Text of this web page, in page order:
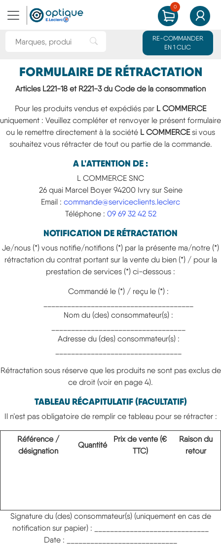
Rechercher une marque ou un produit
RE-COMMANDER
EN 1 CLIC
0
MON PANIER
FORMULAIRE DE RÉTRACTATION
Articles L221-18 et R221-3 du Code de la consommation
Pour les produits vendus et expédiés par L COMMERCE
uniquement : Veuillez compléter et renvoyer le présent formulaire
ou le remettre directement à la société L COMMERCEsi vous
souhaitez vous rétracter de tout ou partie de la commande.
A L'ATTENTION DE :
L COMMERCE SNC
26 quai Marcel Boyer 94200 Ivry sur Seine
Email : commande@serviceclients.leclerc
Téléphone : 09 69 32 42 52
NOTIFICATION DE RÉTRACTATION
Je/nous (*) vous notifie/notifions (*) par la présente ma/notre (*)
rétractation du contrat portant sur la vente du bien (*) / pour la
prestation de services (*) ci-dessous :
Commandé le (*) / reçu le (*) :
Nom du (des) consommateur(s) :
Adresse du (des) consommateur(s) :
Rétractation sous réserve que les produits ne sont pas exclus de
ce droit (voir en page 4).
TABLEAU RÉCAPITULATIF (FACULTATIF)
Il n’est pas obligatoire de remplir ce tableau pour se rétracter :
Référence /
désignation
Quantité
Prix de vente (€
TTC)
Raison du
retour
Signature du (des) consommateur(s) (uniquement en cas de
notification sur papier) : _____________________________
Date : ____________________________